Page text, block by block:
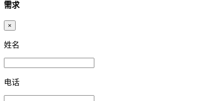
需求
×
姓名
电话